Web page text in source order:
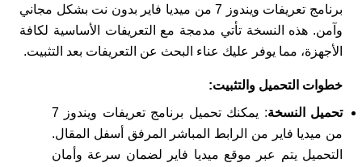
برنامج تعريفات ويندوز 7 من ميديا فاير بدون نت بشكل مجاني
وآمن. هذه النسخة تأتي مدمجة مع التعريفات الأساسية لكافة
الأجهزة، مما يوفر عليك عناء البحث عن التعريفات بعد التثبيت.
خطوات التحميل والتثبيت:
تحميل النسخة
: يمكنك تحميل برنامج تعريفات ويندوز 7
من ميديا فاير من الرابط المباشر المرفق أسفل المقال.
التحميل يتم عبر موقع ميديا فاير لضمان سرعة وأمان